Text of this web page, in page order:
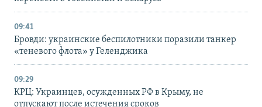
09:41
Бровди: украинские беспилотники поразили танкер
«теневого флота» у Геленджика
09:29
КРЦ: Украинцев, осужденных РФ в Крыму, не
отпускают после истечения сроков